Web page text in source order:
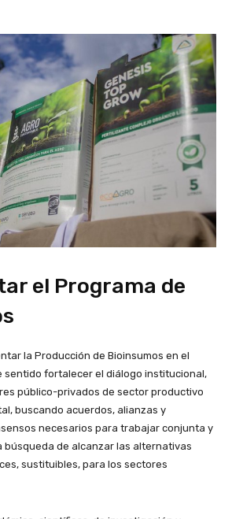
el Programa de
la Producción de Bioinsumos en el
sentido fortalecer el diálogo institucional,
público-privados de sector productivo
buscando acuerdos, alianzas y
necesarios para trabajar conjunta y
búsqueda de alcanzar las alternativas
sustituibles, para los sectores